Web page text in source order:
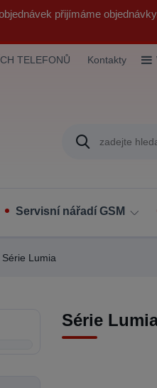
přijímáme
TELEFONŮ Kontakty
Servisní nářadí GSM
Série Lumia
Série